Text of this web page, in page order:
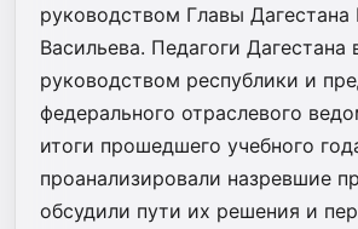
руководством Главы
Васильева. Педагоги Дагестана
руководством республики и
федерального отраслевого
итоги прошедшего учебного
проанализировали назревшие
обсудили пути их решения и